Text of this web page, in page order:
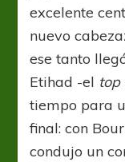
excelente
nuevo
ese tanto
Etihad -el
tiempo para
final: con
condujo un